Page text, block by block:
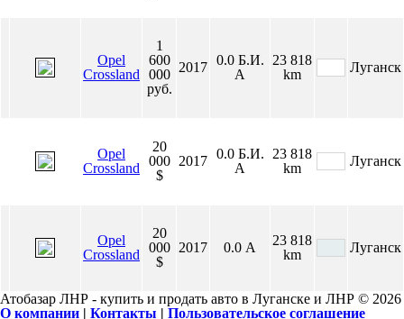
Opel
Crossland
1
600
000
руб.
2017 0.0 Б.И.
А
23 818
km
Луганск
Opel
Crossland
20
000
$
2017 0.0 Б.И.
А
23 818
km
Луганск
Opel
Crossland
20
000
$
2017 0.0 А
23 818
km
Луганск
Атобазар ЛНР - купить и продать авто в Луганске и ЛНР © 2026
О компании | Контакты | Пользовательское соглашение